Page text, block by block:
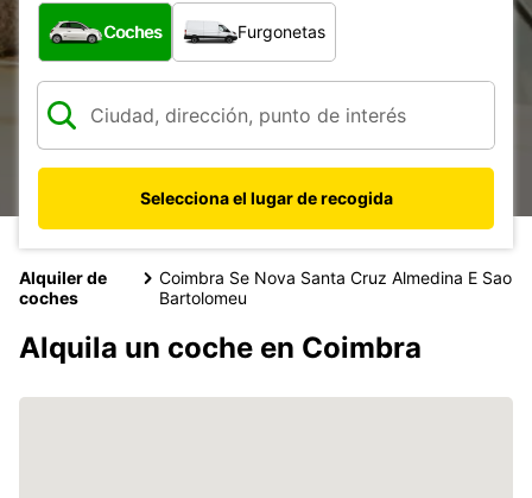
¿Qué tipo de vehículo?
Coches Furgonetas
Selecciona el lugar de recogida
Alquiler de
coches
Coimbra Se Nova Santa Cruz Almedina E Sao
Bartolomeu
Alquila un coche en Coimbra